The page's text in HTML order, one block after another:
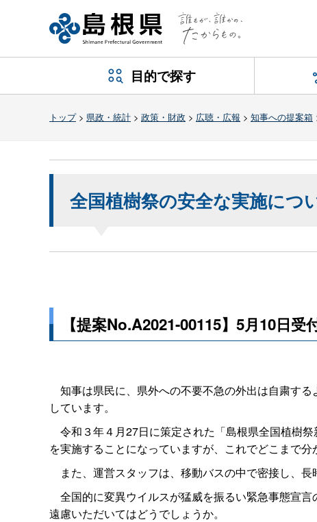
目的で探す
トップ> 県政・統計 > 政策・財政 > 広聴・広報 > 知事への提案箱
全国植樹祭の安全な実施につ
【提案No.A2021-00115】5月10日受
知事は県民に、県外への不要不急の外出は自粛す
しています。
令和３年４月27日に策定された「島根県全国植樹
を実施することになっていますが、これでどこまで分
また、運営スタッフは、移動バスの中で密接し、長
全国的に変異ウイルスが猛威を振るい緊急事態宣
遠慮いただいてはどうでしょうか。